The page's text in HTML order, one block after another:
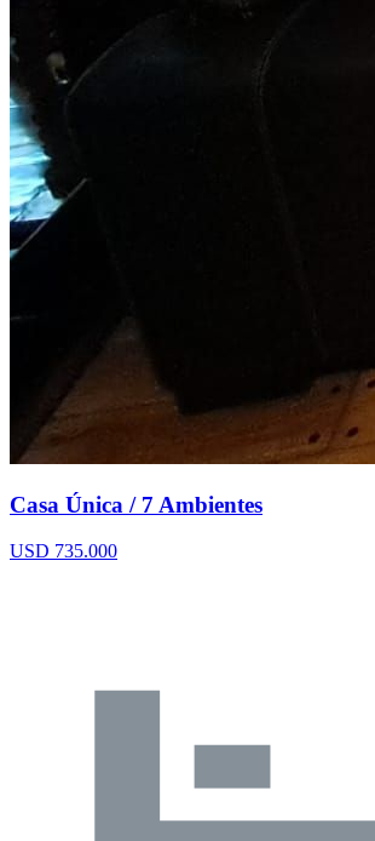
Casa Única / 7 Ambientes
USD 735.000